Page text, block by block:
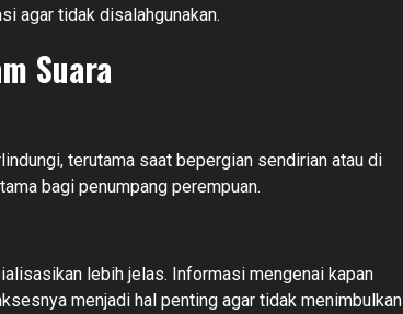
agar tidak disalahgunakan.
Suara
terutama saat bepergian sendirian atau di
bagi penumpang perempuan.
lebih jelas. Informasi mengenai kapan
menjadi hal penting agar tidak menimbulkan